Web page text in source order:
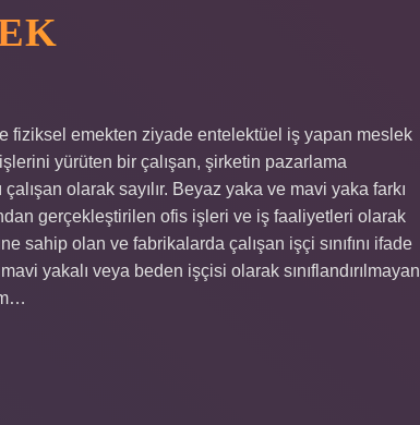
fiziksel emekten ziyade entelektüel iş yapan meslek
yürüten bir çalışan, şirketin pazarlama
olarak sayılır. Beyaz yaka ve mavi yaka farkı
gerçekleştirilen ofis işleri ve iş faaliyetleri olarak
sahip olan ve fabrikalarda çalışan işçi sınıfını ifade
yakalı veya beden işçisi olarak sınıflandırılmayan